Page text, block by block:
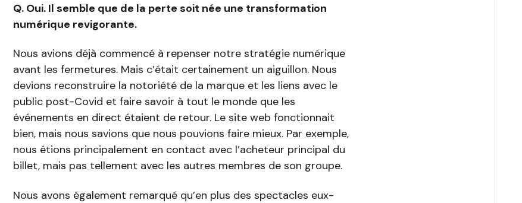
Q. Oui. Il semble que de la perte soit née une transformation
numérique revigorante.
Nous avions déjà commencé à repenser notre stratégie numérique
avant les fermetures. Mais c’était certainement un aiguillon. Nous
devions reconstruire la notoriété de la marque et les liens avec le
public post-Covid et faire savoir à tout le monde que les
événements en direct étaient de retour. Le site web fonctionnait
bien, mais nous savions que nous pouvions faire mieux. Par exemple,
nous étions principalement en contact avec l’acheteur principal du
billet, mais pas tellement avec les autres membres de son groupe.
Nous avons également remarqué qu’en plus des spectacles eux-